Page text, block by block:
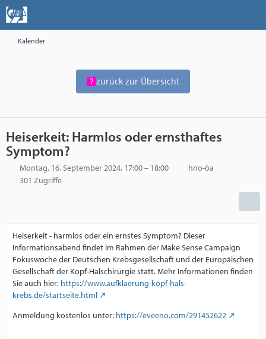
Kalender
zurück zur Übersicht
Heiserkeit: Harmlos oder ernsthaftes
Symptom?
Montag, 16. September 2024, 17:00 – 18:00
hno-öa
301 Zugriffe
Heiserkeit - harmlos oder ein ernstes Symptom? Dieser
Informationsabend findet im Rahmen der Make Sense Campaign
Fokuswoche der Deutschen Krebsgesellschaft und der Europäischen
Gesellschaft der Kopf-Halschirurgie statt. Mehr Informationen finden
Sie auch hier: https://www.aufklaerung-kopf-hals-
krebs.de/startseite.html
Anmeldung kostenlos unter: https://eveeno.com/291452622